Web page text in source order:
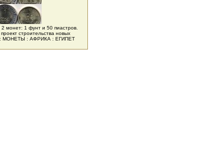
монет: 1 фунт и 50 пиастров.
строительства новых
: МОНЕТЫ : АФРИКА : ЕГИПЕТ